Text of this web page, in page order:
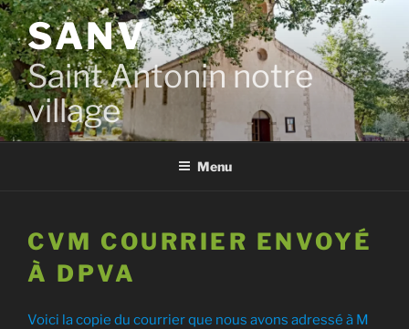
Aller
au
contenu
principal
SANV
Saint Antonin notre
village
Menu
CVM COURRIER ENVOYÉ
À DPVA
Voici la copie du courrier que nous avons adressé à M